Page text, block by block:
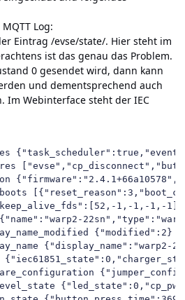
Log:
Eintrag /evse/state/. Hier steht im
ist das genau das Problem.
0 gesendet wird, dann kann
und dementsprechend auch
Im Webinterface steht der IEC